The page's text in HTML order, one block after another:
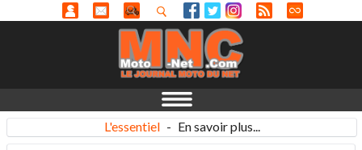
L'essentiel - En savoir plus...